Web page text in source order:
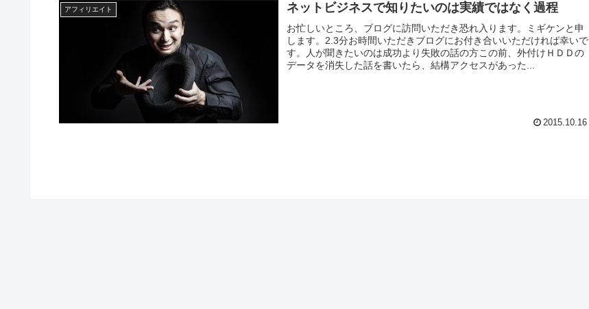
アフィリエイト ネットビジネスで知りたいのは実績ではなく過程
お忙しいところ、ブログに訪問いただき恐れ入ります。ミギケンと申
します。2.3分お時間いただきブログにお付き合いいただければ幸いで
す。人が聞きたいのは成功より失敗の話の方この前、外付けＨＤＤの
データを消失した話を書いたら、結構アクセスがあった...
2015.10.16